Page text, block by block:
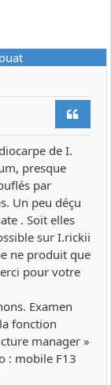
de I.
presque
par
Un peu déçu
. Soit elles
sur I.rickii
ne produit que
pour votre
Examen
fonction
manager »
: mobile F13